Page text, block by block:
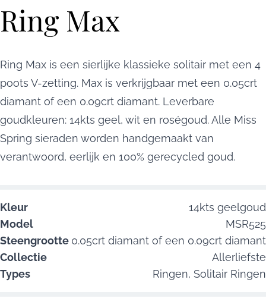
Ring Max
Ring Max is een sierlijke klassieke solitair met een 4
poots V-zetting. Max is verkrijgbaar met een 0.05crt
diamant of een 0.09crt diamant. Leverbare
goudkleuren: 14kts geel, wit en roségoud. Alle Miss
Spring sieraden worden handgemaakt van
verantwoord, eerlijk en 100% gerecycled goud.
Kleur
14kts geelgoud
Model
MSR525
Steengrootte 0.05crt diamant of een 0.09crt diamant
Collectie
Allerliefste
Types
Ringen, Solitair Ringen